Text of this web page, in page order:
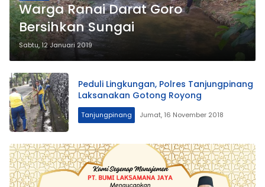
Warga Ranai Darat Goro
Bersihkan Sungai
Sabtu, 12 Januari 2019
Peduli Lingkungan, Polres Tanjungpinang
Laksanakan Gotong Royong
Tanjungpinang Jumat, 16 November 2018